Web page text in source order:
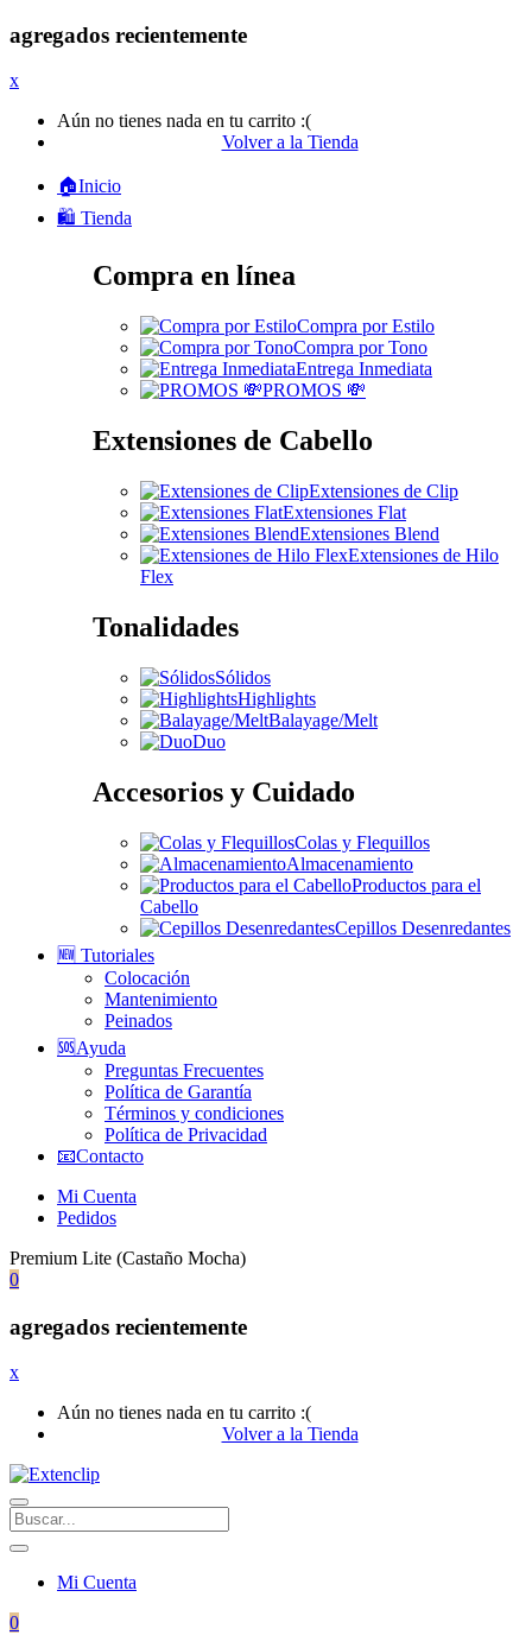
agregados recientemente
x
Aún no tienes nada en tu carrito :(
Volver a la Tienda
🏠Inicio
🛍️ Tienda
Compra en línea
Compra por Estilo
Compra por Tono
Entrega Inmediata
PROMOS 💸
Extensiones de Cabello
Extensiones de Clip
Extensiones Flat
Extensiones Blend
Extensiones de Hilo
Flex
Tonalidades
Sólidos
Highlights
Balayage/Melt
Duo
Accesorios y Cuidado
Colas y Flequillos
Almacenamiento
Productos para el
Cabello
Cepillos Desenredantes
🆕 Tutoriales
Colocación
Mantenimiento
Peinados
🆘Ayuda
Preguntas Frecuentes
Política de Garantía
Términos y condiciones
Política de Privacidad
📧Contacto
Mi Cuenta
Pedidos
Premium Lite (Castaño Mocha)
0
agregados recientemente
x
Aún no tienes nada en tu carrito :(
Volver a la Tienda
Mi Cuenta
0